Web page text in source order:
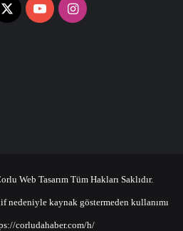
X YouTubeInstagram
Web Tasarım Tüm Hakları Saklıdır.
nedeniyle kaynak göstermeden kullanımı
corludahaber.com/h/